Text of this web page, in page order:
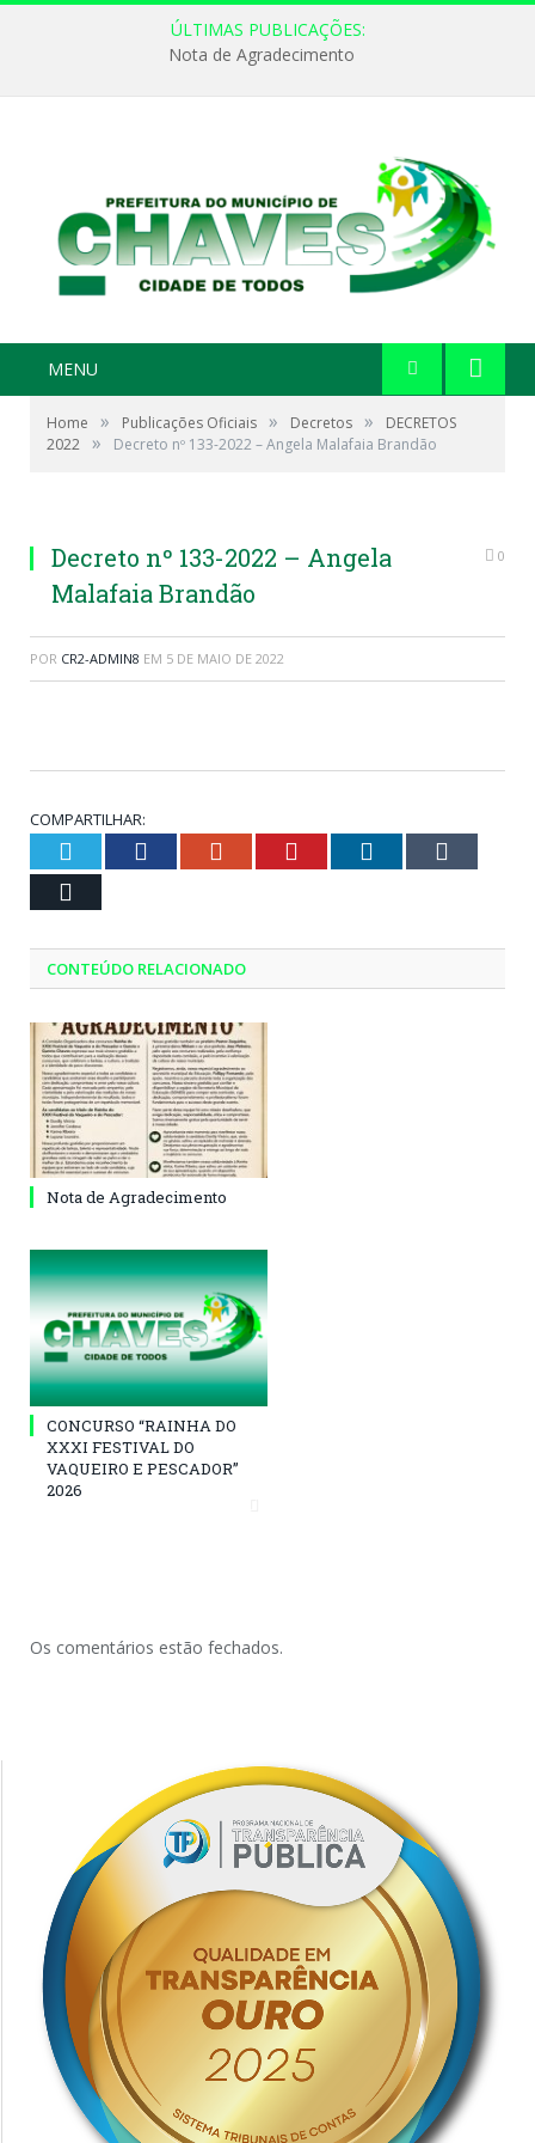
ÚLTIMAS PUBLICAÇÕES:
Nota de Agradecimento
MENU
Home » Publicações Oficiais » Decretos »
DECRETOS
2022 » Decreto nº 133-2022 – Angela Malafaia Brandão
Decreto nº 133-2022 – Angela
Malafaia Brandão
0
POR CR2-ADMIN8 EM 5 DE MAIO DE 2022
COMPARTILHAR:
Twitter Facebook Google+ Pinterest LinkedIn
CONTEÚDO RELACIONADO
Nota de Agradecimento
CONCURSO “RAINHA DO
XXXI FESTIVAL DO
VAQUEIRO E PESCADOR”
2026
Os comentários estão fechados.